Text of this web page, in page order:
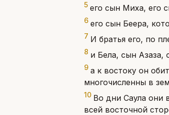
5 его сын Миха, его
6 его сын Беера,
7 И братья его, по
8 и Бела, сын
9 а к востоку он
многочисленны в
10 Во дни Саула они
всей восточной